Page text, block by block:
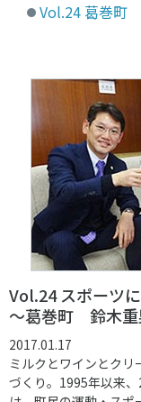
各教育機関との
SPORT POLICY
Sport Topics
スポーツ 歴史の
SSF BOOKS
Vol.24 葛巻町
Vol.24 スポーツ
～葛巻町 鈴木重
2017.01.17
ミルクとワインとクリ
づくり。1995年以来